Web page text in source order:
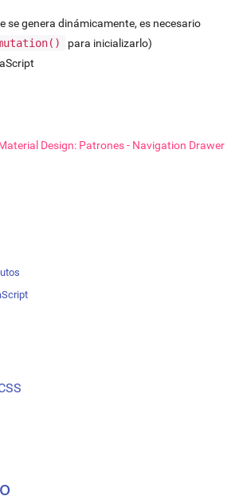
se genera dinámicamente, es necesario
para inicializarlo)
Design: Patrones - Navigation Drawer